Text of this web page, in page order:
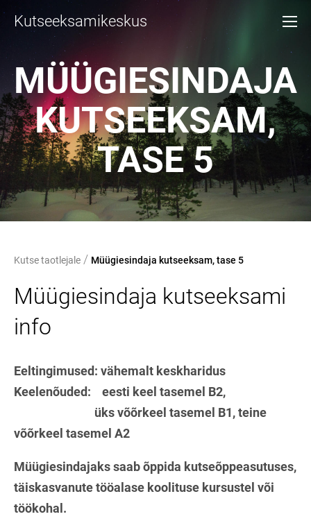
Kutseeksamikeskus
MÜÜGIESINDAJA
KUTSEEKSAM,
TASE 5
Kutse taotlejale / Müügiesindaja kutseeksam, tase 5
Müügiesindaja kutseeksami
info
Eeltingimused: vähemalt keskharidus
Keelenõuded: eesti keel tasemel B2,
üks võõrkeel tasemel B1, teine
võõrkeel tasemel A2
Müügiesindajaks saab õppida kutseõppeasutuses,
täiskasvanute tööalase koolituse kursustel või
töökohal.